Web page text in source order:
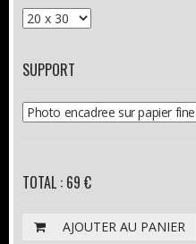
SUPPORT
TOTAL : 69 €
AJOUTER AU PANIER